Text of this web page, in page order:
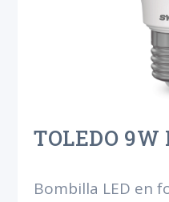
TOLEDO 9W
Bombilla LED en